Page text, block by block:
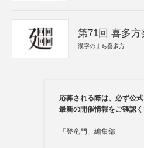
第71回 喜多
漢字のまち喜多方
応募される際は、必ず公
最新の開催情報をご確認く
「登竜門」編集部